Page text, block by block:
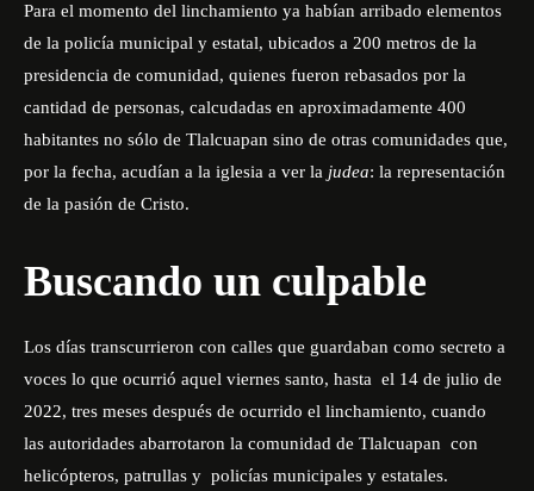
Para el momento del linchamiento ya habían arribado elementos
de la policía municipal y estatal, ubicados a 200 metros de la
presidencia de comunidad, quienes fueron rebasados por la
cantidad de personas, calcudadas en aproximadamente 400
habitantes no sólo de Tlalcuapan sino de otras comunidades que,
por la fecha, acudían a la iglesia a ver la judea: la representación
de la pasión de Cristo.
Buscando un culpable
Los días transcurrieron con calles que guardaban como secreto a
voces lo que ocurrió aquel viernes santo, hasta el 14 de julio de
2022, tres meses después de ocurrido el linchamiento, cuando
las autoridades abarrotaron la comunidad de Tlalcuapan con
helicópteros, patrullas y policías municipales y estatales.